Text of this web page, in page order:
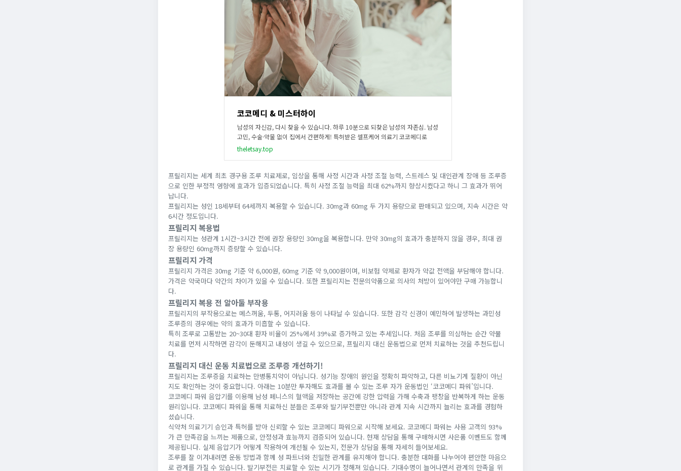
코코메디 & 미스터하이
남성의 자신감, 다시 찾을 수 있습니다. 하루 10분으로 되찾은 남성의 자존심. 남성
고민, 수술·약물 없이 집에서 간편하게! 특허받은 셀프케어 의료기 코코메디로
theletsay.top
프릴리지는 세계 최초 경구용 조루 치료제로, 임상을 통해 사정 시간과 사정 조절 능력, 스트레스 및 대인관계 장애 등 조루증
으로 인한 부정적 영향에 효과가 입증되었습니다. 특히 사정 조절 능력을 최대 62%까지 향상시켰다고 하니 그 효과가 뛰어
납니다.
프릴리지는 성인 18세부터 64세까지 복용할 수 있습니다. 30mg과 60mg 두 가지 용량으로 판매되고 있으며, 지속 시간은 약
6시간 정도입니다.
프릴리지 복용법
프릴리지는 성관계 1시간~3시간 전에 권장 용량인 30mg을 복용합니다. 만약 30mg의 효과가 충분하지 않을 경우, 최대 권
장 용량인 60mg까지 증량할 수 있습니다.
프릴리지 가격
프릴리지 가격은 30mg 기준 약 6,000원, 60mg 기준 약 9,000원이며, 비보험 약제로 환자가 약값 전액을 부담해야 합니다.
가격은 약국마다 약간의 차이가 있을 수 있습니다. 또한 프릴리지는 전문의약품으로 의사의 처방이 있어야만 구매 가능합니
다.
프릴리지 복용 전 알아둘 부작용
프릴리지의 부작용으로는 메스꺼움, 두통, 어지러움 등이 나타날 수 있습니다. 또한 감각 신경이 예민하여 발생하는 과민성
조루증의 경우에는 약의 효과가 미흡할 수 있습니다.
특히 조루로 고통받는 20~30대 환자 비율이 25%에서 39%로 증가하고 있는 추세입니다. 처음 조루를 의심하는 순간 약물
치료를 먼저 시작하면 감각이 둔해지고 내성이 생길 수 있으므로, 프릴리지 대신 운동법으로 먼저 치료하는 것을 추천드립니
다.
프릴리지 대신 운동 치료법으로 조루증 개선하기!
프릴리지는 조루증을 치료하는 만병통치약이 아닙니다. 성기능 장애의 원인을 정확히 파악하고, 다른 비뇨기계 질환이 아닌
지도 확인하는 것이 중요합니다. 아래는 10분만 투자해도 효과를 볼 수 있는 조루 자가 운동법인 ‘코코메디 파워’입니다.
코코메디 파워 음압기를 이용해 남성 페니스의 혈액을 저장하는 공간에 강한 압력을 가해 수축과 팽창을 반복하게 하는 운동
원리입니다. 코코메디 파워을 통해 치료하신 분들은 조루와 발기부전뿐만 아니라 관계 지속 시간까지 늘리는 효과를 경험하
셨습니다.
식약처 의료기기 승인과 특허를 받아 신뢰할 수 있는 코코메디 파워으로 시작해 보세요. 코코메디 파워는 사용 고객의 93%
가 큰 만족감을 느끼는 제품으로, 안정성과 효능까지 검증되어 있습니다. 현재 상담을 통해 구매하시면 사은품 이벤트도 함께
제공됩니다. 실제 음압기가 어떻게 작용하여 개선될 수 있는지, 전문가 상담을 통해 자세히 들어보세요.
조루를 잘 이겨내려면 운동 방법과 함께 성 파트너와 친밀한 관계를 유지해야 합니다. 충분한 대화를 나누어야 편안한 마음으
로 관계를 가질 수 있습니다. 발기부전은 치료할 수 있는 시기가 정해져 있습니다. 기대수명이 늘어나면서 관계의 만족을 위